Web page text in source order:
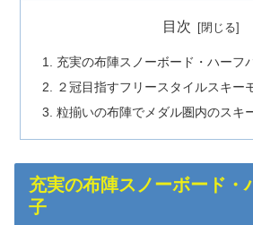
目次
充実の布陣スノーボード・ハーフ
２冠目指すフリースタイルスキー
粒揃いの布陣でメダル圏内のスキ
充実の布陣スノーボード・
子